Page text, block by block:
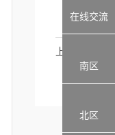
上一篇：
在线交流
南区
北区